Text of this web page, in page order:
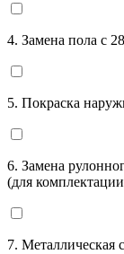
4. Замена пола с
5. Покраска
6. Замена
(для
7. Металлическая